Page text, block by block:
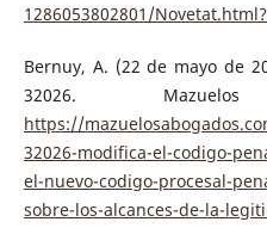
1286053802801/
Bernuy, A. (22 de mayo de
32026.
https://
32026-modifica-el-codigo-
el-nuevo-codigo-procesal-
sobre-los-alcances-de-la-